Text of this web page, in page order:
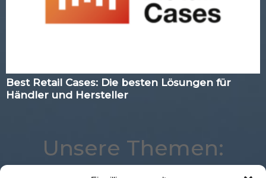
Best Retail Cases: Die besten Lösungen für
Händler und Hersteller
Unsere Themen: